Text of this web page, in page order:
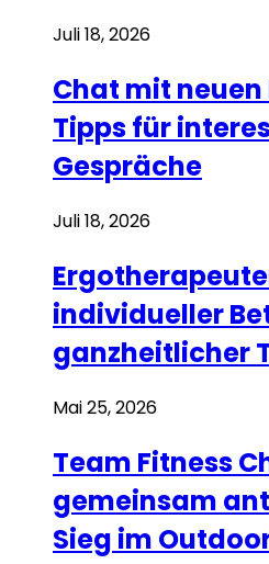
Juli 18, 2026
Chat mit neuen
Tipps für
Gespräche
Juli 18, 2026
individueller
ganzheitlicher
Mai 25, 2026
Team Fitness
gemeinsam
Sieg im